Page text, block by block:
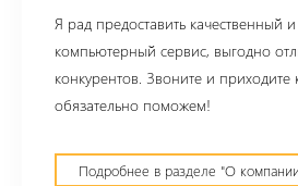
Я рад предоставить качественный
компьютерный сервис, выгодно
конкурентов. Звоните и
обязательно поможем!
Подробнее в разделе "О